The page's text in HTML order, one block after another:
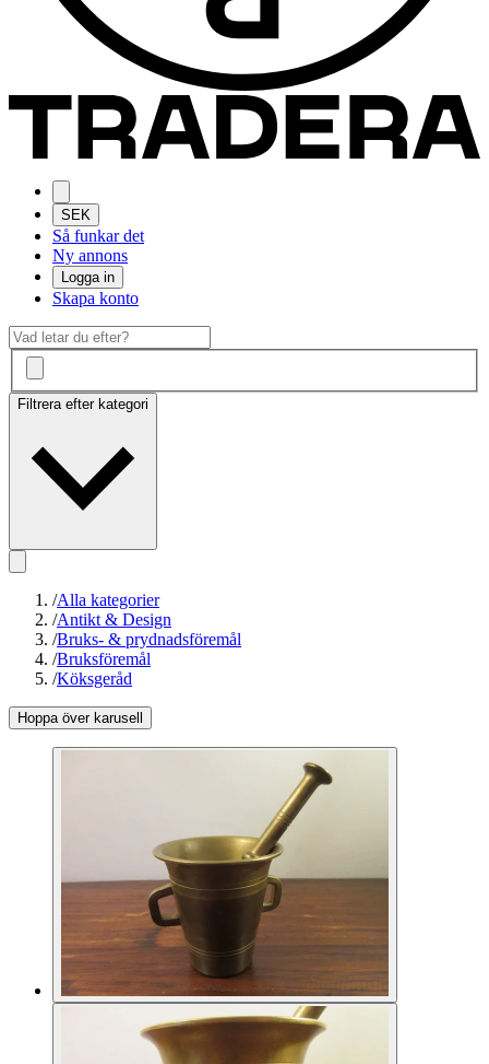
SEK
Så funkar det
Ny annons
Logga in
Skapa konto
Filtrera efter kategori
/Alla kategorier
/Antikt & Design
/Bruks- & prydnadsföremål
/Bruksföremål
/Köksgeråd
Hoppa över karusell